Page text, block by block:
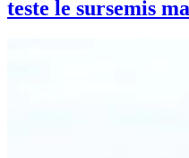
teste le sursemis